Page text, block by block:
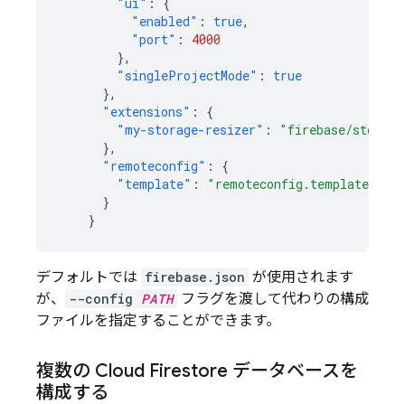
"enabled" : true,
"port" :
4000
},
"singleProjectMode" :
true
},
"extensions" :
{
"my-storage-resizer" :
"firebase/
},
"remoteconfig" :
{
"template" :
}
}
デフォルトでは firebase.json が使用されます
が、
--config PATH フラグを渡して代わりの構成
ファイルを指定することができます。
複数の Cloud Firestore データベースを
構成する